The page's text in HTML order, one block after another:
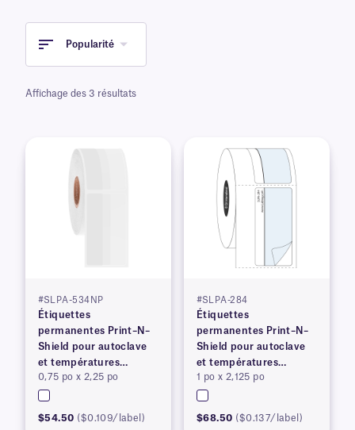
Popularité
Affichage des 3 résultats
#SLPA-534NP
Étiquettes
permanentes Print–N–
Shield pour autoclave
et températures
élevées
0,75 po x 2,25 po
$54.50 ($0.109/label)
#SLPA-284
Étiquettes
permanentes Print–N–
Shield pour autoclave
et températures
élevées
1 po x 2,125 po
$68.50 ($0.137/label)